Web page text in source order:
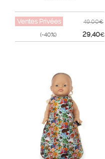
Ventes Privées
(-40%)
49,00€
29,40€